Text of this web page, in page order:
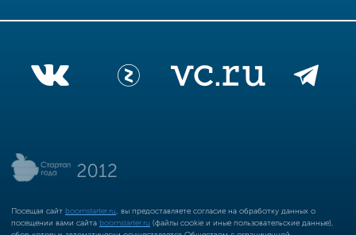
Посещая сайт boomstarter.ru , вы предоставляете согласие на обработку данных о
посещении вами сайта boomstarter.ru (файлы cookie и иные пользовательские данные),